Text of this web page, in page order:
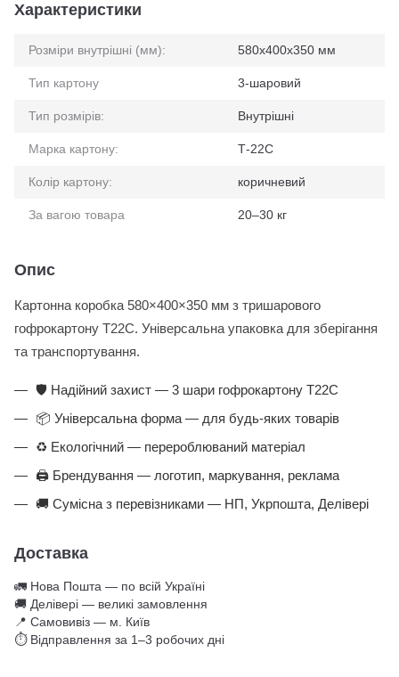
Характеристики
Розміри внутрішні (мм): 580x400x350 мм
Тип картону 3-шаровий
Тип розмірів: Внутрішні
Марка картону: Т-22С
Колір картону: коричневий
За вагою товара 20–30 кг
Опис
Картонна коробка 580×400×350 мм з тришарового
гофрокартону Т22С. Універсальна упаковка для зберігання
та транспортування.
🛡️ Надійний захист — 3 шари гофрокартону Т22С
📦 Універсальна форма — для будь-яких товарів
♻️ Екологічний — перероблюваний матеріал
🖨️ Брендування — логотип, маркування, реклама
🚚 Сумісна з перевізниками — НП, Укрпошта, Делівері
Доставка
🚛 Нова Пошта — по всій Україні
🚚 Делівері — великі замовлення
📍 Самовивіз — м. Київ
⏱ Відправлення за 1–3 робочих дні